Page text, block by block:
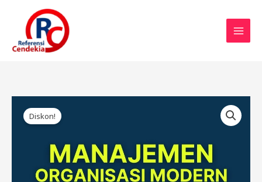
konten
Diskon!
Harga
Rp95.000.
Harga
adalah:
Rp85.000.
MANAJEMEN
MODERN:
PENDEKATAN
PERILAKU